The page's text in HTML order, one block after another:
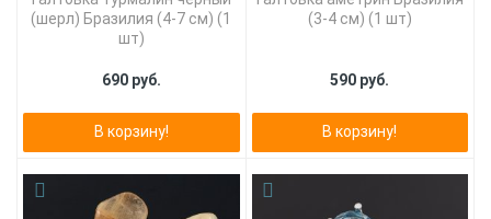
(шерл) Бразилия (4-7 см) (1
шт)
690 руб.
В корзину!
(3-4 см) (1 шт)
590 руб.
В корзину!